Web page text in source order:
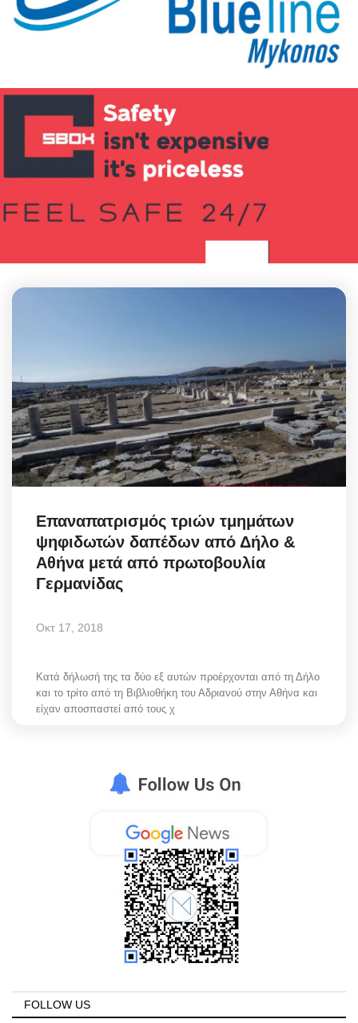
Επαναπατρισμός τριών τμημάτων
ψηφιδωτών δαπέδων από Δήλο &
Αθήνα μετά από πρωτοβουλία
Γερμανίδας
Οκτ 17, 2018
Κατά δήλωσή της τα δύο εξ αυτών προέρχονται από τη Δήλο
και το τρίτο από τη Βιβλιοθήκη του Αδριανού στην Αθήνα και
είχαν αποσπαστεί από τους χ
FOLLOW US